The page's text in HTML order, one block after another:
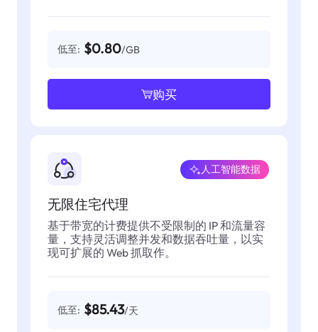
低至: $0.80/GB
购买
无限住宅代理
人工智能数据
基于带宽的计费提供不受限制的 IP 和流量容
量，支持灵活调整并发和数据吞吐量，以实
现可扩展的 Web 抓取作。
低至: $85.43/天